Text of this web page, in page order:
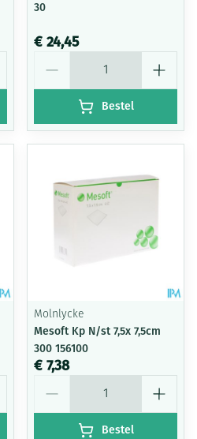
30
€ 24,45
Bestel
Molnlycke
Mesoft Kp N/st 7,5x 7,5cm
300 156100
€ 7,38
Bestel